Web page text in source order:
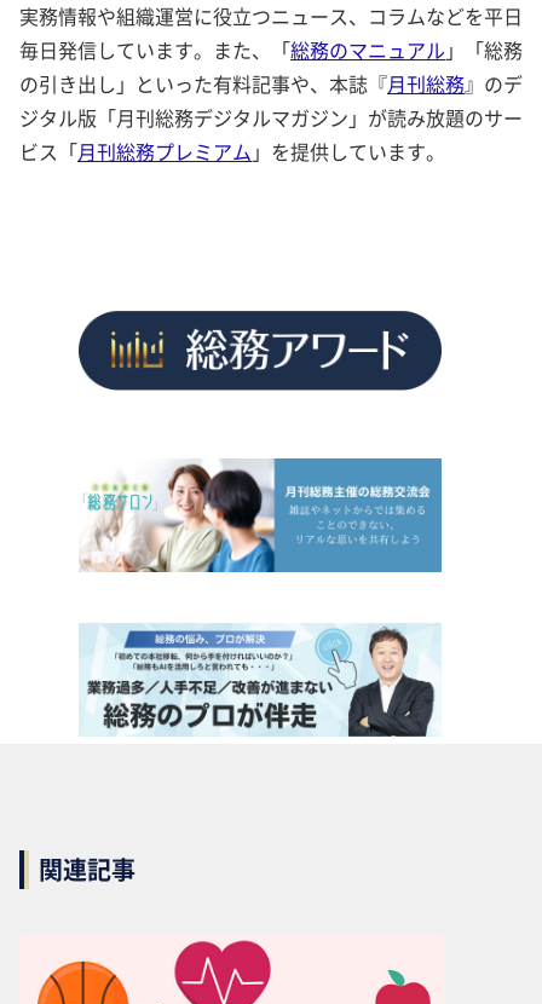
実務情報や組織運営に役立つニュース、コラムなどを平日
毎日発信しています。また、「総務のマニュアル 」「総務
の引き出し」といった有料記事や、本誌『月刊総務』のデ
ジタル版「月刊総務デジタルマガジン」が読み放題のサー
ビス「月刊総務プレミアム 」を提供しています。
関連記事